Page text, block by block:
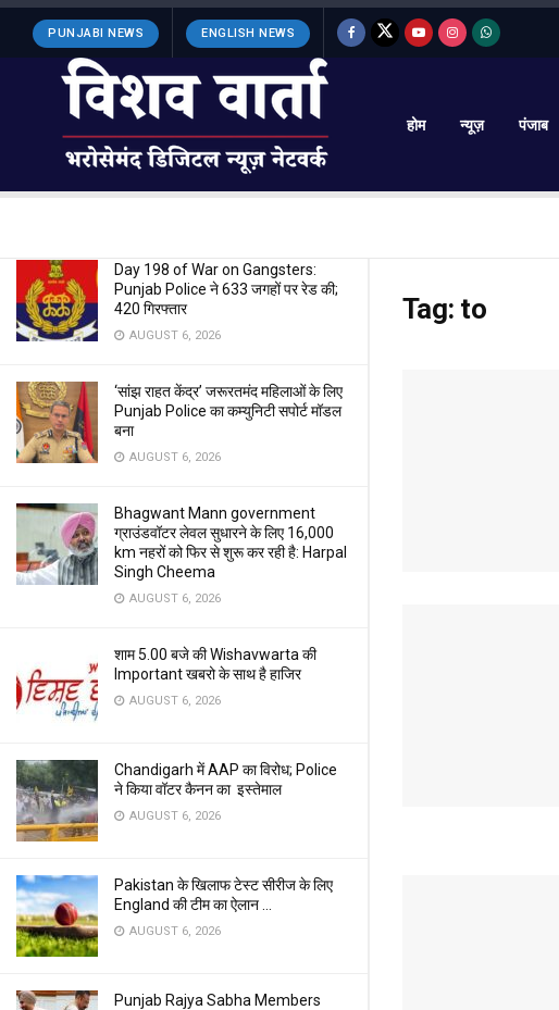
LATEST TRENDING Filter
SIR-2026 के दौरान, BLOs ने बहुत मेहनत से
किया काम : CEO Anindita Mitra
Day 198 of War on Gangsters:
Punjab Police ने 633 जगहों पर रेड की;
420 गिरफ्तार
AUGUST 6, 2026
‘सांझ राहत केंद्र’ जरूरतमंद महिलाओं के लिए
Punjab Police का कम्युनिटी सपोर्ट मॉडल
बना
AUGUST 6, 2026
Bhagwant Mann government
ग्राउंडवॉटर लेवल सुधारने के लिए 16,000
km नहरों को फिर से शुरू कर रही है: Harpal
Singh Cheema
AUGUST 6, 2026
शाम 5.00 बजे की Wishavwarta की
Important खबरो के साथ है हाजिर
AUGUST 6, 2026
Chandigarh में AAP का विरोध; Police
ने किया वॉटर कैनन का इस्तेमाल
AUGUST 6, 2026
Pakistan के खिलाफ टेस्ट सीरीज के लिए
England की टीम का ऐलान …
AUGUST 6, 2026
Punjab Rajya Sabha Members
PUNJABI NEWS ENGLISH NEWS
होम न्यूज़ पंजाब
Tag: to